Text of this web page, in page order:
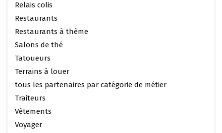
Relais colis
Restaurants
Restaurants à thème
Salons de thé
Tatoueurs
Terrains à louer
tous les partenaires par catégorie de métier
Traiteurs
Vétements
Voyager